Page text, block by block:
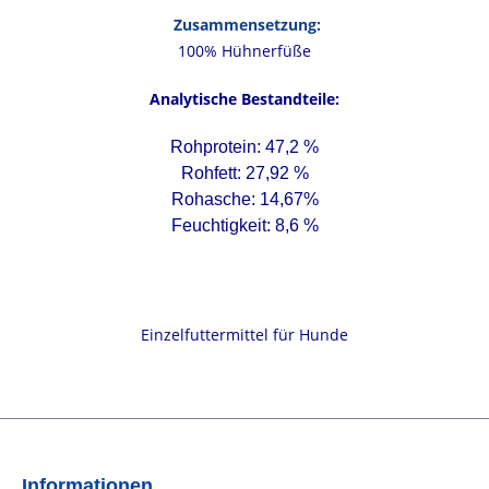
Zusammensetzung:
100% Hühnerfüße
Analytische Bestandteile:
Rohprotein: 47,2 %
Rohfett: 27,92 %
Rohasche: 14,67%
Feuchtigkeit: 8,6 %
Einzelfuttermittel für Hunde